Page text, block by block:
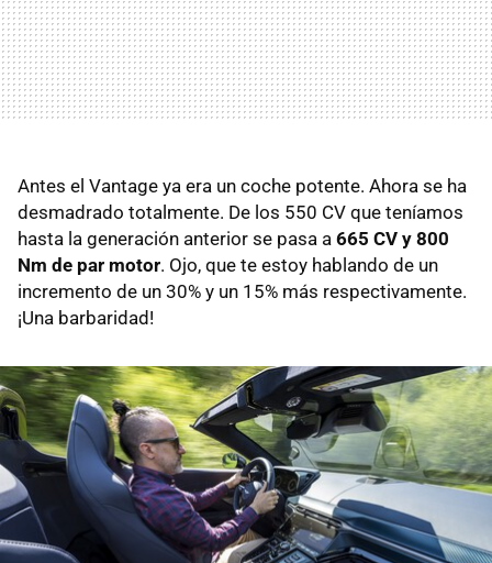
Antes el Vantage ya era un coche potente. Ahora se ha
desmadrado totalmente. De los 550 CV que teníamos
hasta la generación anterior se pasa a 665 CV y 800
Nm de par motor. Ojo, que te estoy hablando de un
incremento de un 30% y un 15% más respectivamente.
¡Una barbaridad!